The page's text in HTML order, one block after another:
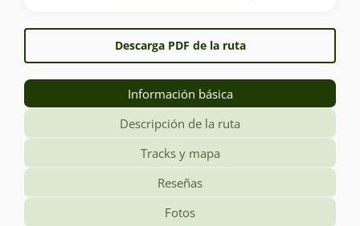
Descarga PDF de la ruta
Información básica
Descripción de la ruta
Tracks y mapa
Reseñas
Fotos